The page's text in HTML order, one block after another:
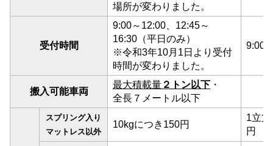
場所が変わり ました 。
受付時間
9:00～12:00、12:45～
16:30（平日 のみ）
※令和3年10月 1 日 より 受付
時間が変わり ました 。
9:00
搬入可能車両
最大積載量 ２ トン以下 ・
全長 ７ メートル以下
スプリング入り
マットレス 以外
10kgにつき 150円
1立
円